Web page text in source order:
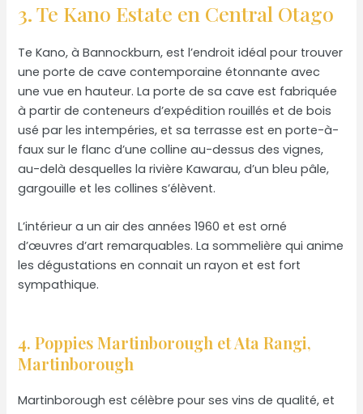
3. Te Kano Estate en Central Otago
Te Kano, à Bannockburn, est l’endroit idéal pour trouver
une porte de cave contemporaine étonnante avec
une vue en hauteur. La porte de sa cave est fabriquée
à partir de conteneurs d’expédition rouillés et de bois
usé par les intempéries, et sa terrasse est en porte-à-
faux sur le flanc d’une colline au-dessus des vignes,
au-delà desquelles la rivière Kawarau, d’un bleu pâle,
gargouille et les collines s’élèvent.
L’intérieur a un air des années 1960 et est orné
d’œuvres d’art remarquables. La sommelière qui anime
les dégustations en connait un rayon et est fort
sympathique.
4. Poppies Martinborough et Ata Rangi,
Martinborough
Martinborough est célèbre pour ses vins de qualité, et